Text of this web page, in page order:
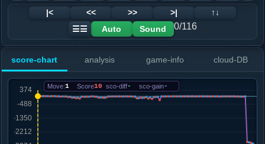
12. 车九平八
黑+127
黑+18
卒７进１
13. 兵九进一
黑+24
.....车１平２
黑+20
15. 马九进八
黑+5
.....卒７进１
16. 相三进一
|< << >> >|
↑↓
☰☰
Auto Sound 0/116
score-chart analysis game-info cloud-DB
Move:1 Score10 sco-diff- sco-gain-